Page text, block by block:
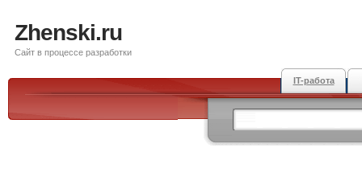
Zhenski.ru
Сайт в процессе разработки
IT-работа